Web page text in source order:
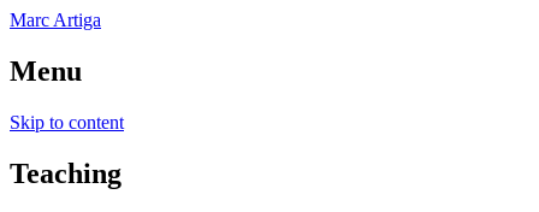
Marc Artiga
Menu
Skip to content
Teaching